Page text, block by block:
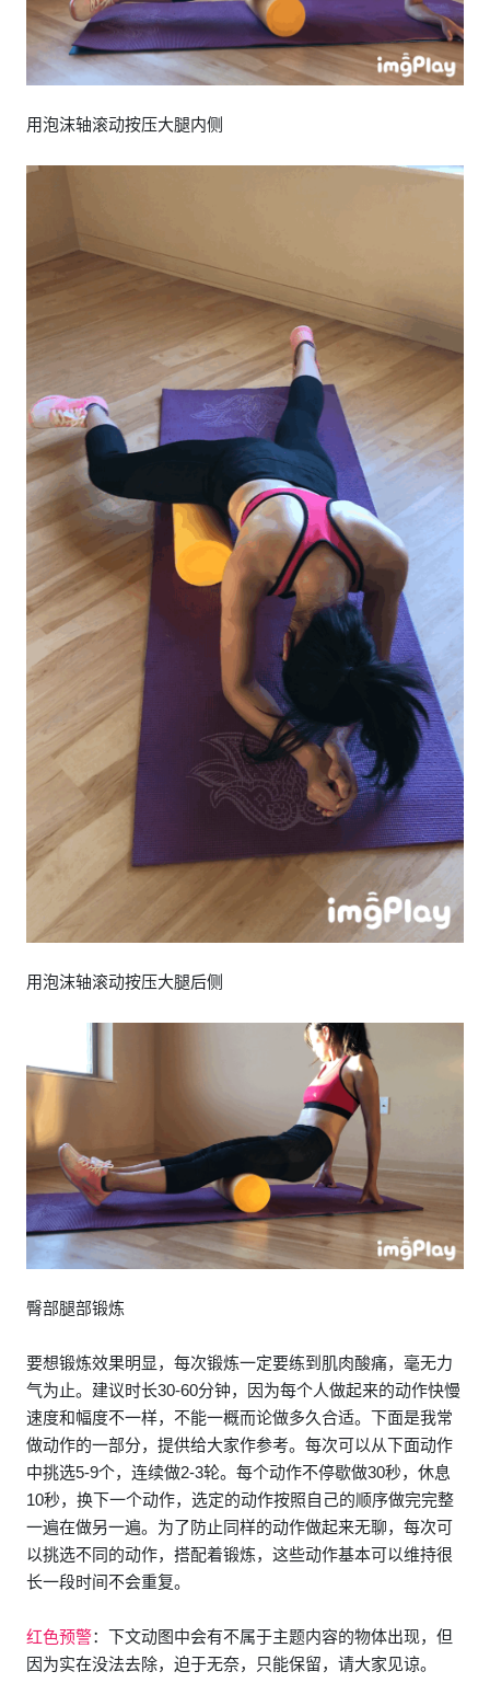
用泡沫轴滚动按压大腿内侧
用泡沫轴滚动按压大腿后侧
臀部腿部锻炼
要想锻炼效果明显，每次锻炼一定要练到肌肉酸痛，毫无力
气为止。建议时长30-60分钟，因为每个人做起来的动作快慢
速度和幅度不一样，不能一概而论做多久合适。下面是我常
做动作的一部分，提供给大家作参考。每次可以从下面动作
中挑选5-9个，连续做2-3轮。每个动作不停歇做30秒，休息
10秒，换下一个动作，选定的动作按照自己的顺序做完完整
一遍在做另一遍。为了防止同样的动作做起来无聊，每次可
以挑选不同的动作，搭配着锻炼，这些动作基本可以维持很
长一段时间不会重复。
红色预警：下文动图中会有不属于主题内容的物体出现，但
因为实在没法去除，迫于无奈，只能保留，请大家见谅。